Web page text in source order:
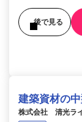
後で見る
建築資材の
株式会社 清光ラ